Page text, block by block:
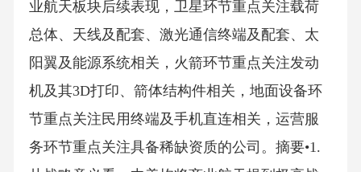
业航天板块后续表现，卫星环节重点关注载荷
总体、天线及配套、激光通信终端及配套、太
阳翼及能源系统相关，火箭环节重点关注发动
机及其3D打印、箭体结构件相关，地面设备环
节重点关注民用终端及手机直连相关，运营服
务环节重点关注具备稀缺资质的公司。摘要•1.